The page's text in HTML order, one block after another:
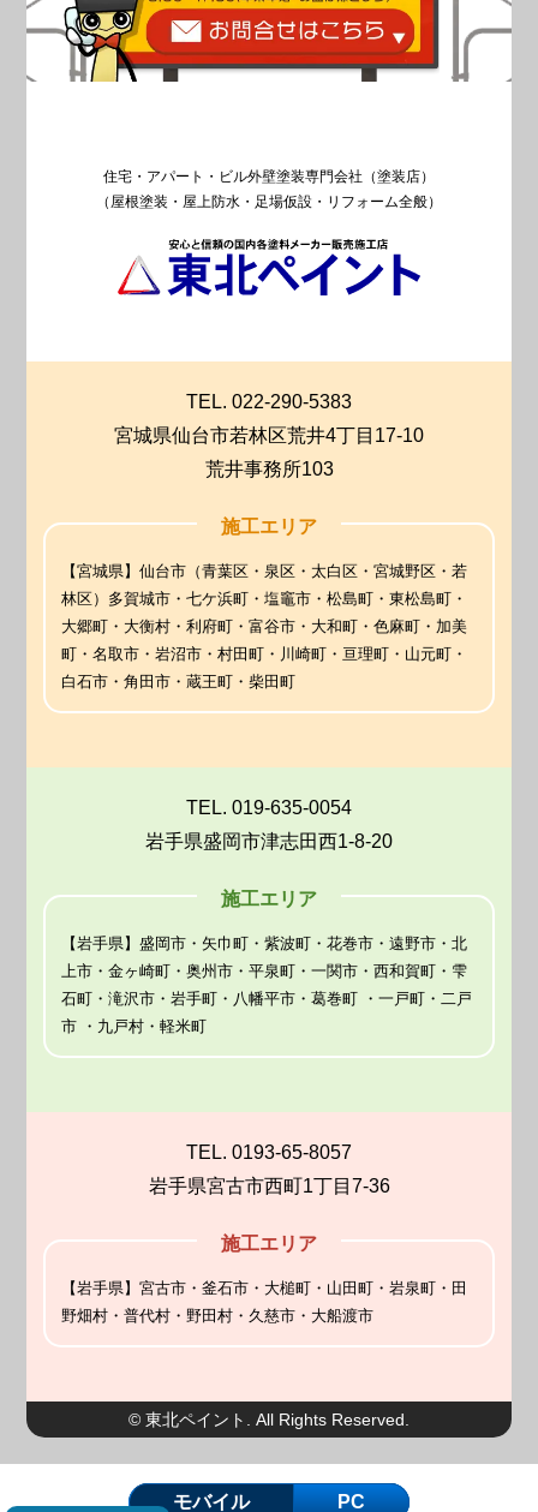
住宅・アパート・ビル外壁塗装専門会社（塗装店）
（屋根塗装・屋上防水・足場仮設・リフォーム全般）
TEL. 022-290-5383
宮城県仙台市若林区荒井4丁目17-10
荒井事務所103
施工エリア
【宮城県】仙台市（青葉区・泉区・太白区・宮城野区・若
林区）多賀城市・七ケ浜町・塩竈市・松島町・東松島町・
大郷町・大衡村・利府町・富谷市・大和町・色麻町・加美
町・名取市・岩沼市・村田町・川崎町・亘理町・山元町・
白石市・角田市・蔵王町・柴田町
TEL. 019-635-0054
岩手県盛岡市津志田西1-8-20
施工エリア
【岩手県】盛岡市・矢巾町・紫波町・花巻市・遠野市・北
上市・金ヶ崎町・奥州市・平泉町・一関市・西和賀町・雫
石町・滝沢市・岩手町・八幡平市・葛巻町 ・一戸町・二戸
市 ・九戸村・軽米町
TEL. 0193-65-8057
岩手県宮古市西町1丁目7-36
施工エリア
【岩手県】宮古市・釜石市・大槌町・山田町・岩泉町・田
野畑村・普代村・野田村・久慈市・大船渡市
© 東北ペイント. All Rights Reserved.
モバイル PC